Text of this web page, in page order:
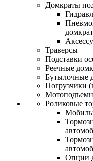
Домкраты
Траверсы
Подставки
Реечные
Бутылочные
Погрузчики
Роликовые
Опции